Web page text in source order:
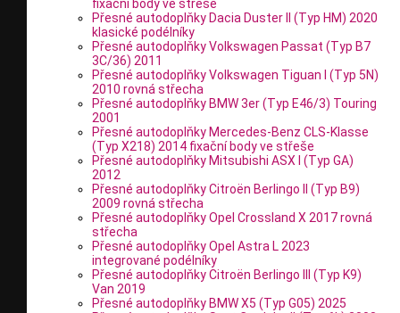
fixační body ve střeše
Přesné autodoplňky Dacia Duster II (Typ HM) 2020
klasické podélníky
Přesné autodoplňky Volkswagen Passat (Typ B7
3C/36) 2011
Přesné autodoplňky Volkswagen Tiguan I (Typ 5N)
2010 rovná střecha
Přesné autodoplňky BMW 3er (Typ E46/3) Touring
2001
Přesné autodoplňky Mercedes-Benz CLS-Klasse
(Typ X218) 2014 fixační body ve střeše
Přesné autodoplňky Mitsubishi ASX I (Typ GA)
2012
Přesné autodoplňky Citroën Berlingo II (Typ B9)
2009 rovná střecha
Přesné autodoplňky Opel Crossland X 2017 rovná
střecha
Přesné autodoplňky Opel Astra L 2023
integrované podélníky
Přesné autodoplňky Citroën Berlingo III (Typ K9)
Van 2019
Přesné autodoplňky BMW X5 (Typ G05) 2025